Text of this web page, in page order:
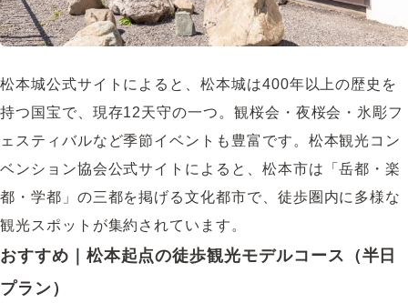
松本城公式サイト によると、松本城は400年以上の歴史を
持つ国宝で、現存12天守の一つ。観桜会・夜桜会・氷彫フ
ェスティバルなど季節イベントも豊富です。 松本観光コン
ベンション協会公式サイト によると、松本市は「岳都・楽
都・学都」の三都を掲げる文化都市で、徒歩圏内に多様な
観光スポットが集約されています。
おすすめ｜松本起点の徒歩観光モデルコース（半日
プラン）